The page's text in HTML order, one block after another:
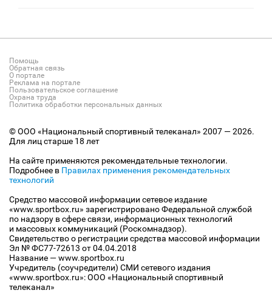
Помощь
Обратная связь
О портале
Реклама на портале
Пользовательское соглашение
Охрана труда
Политика обработки персональных данных
© ООО «Национальный спортивный телеканал» 2007 — 2026.
Для лиц старше 18 лет
На сайте применяются рекомендательные технологии.
Подробнее в Правилах применения рекомендательных
технологий
Средство массовой информации сетевое издание
«www.sportbox.ru» зарегистрировано Федеральной службой
по надзору в сфере связи, информационных технологий
и массовых коммуникаций (Роскомнадзор).
Свидетельство о регистрации средства массовой информации
Эл № ФС77-72613 от 04.04.2018
Название — www.sportbox.ru
Учредитель (соучредители) СМИ сетевого издания
«www.sportbox.ru»: ООО «Национальный спортивный
телеканал»